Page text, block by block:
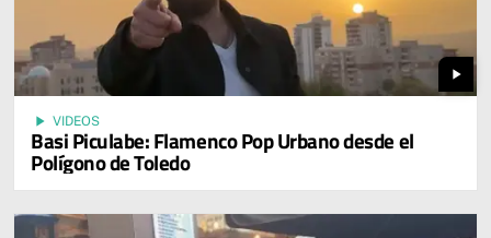
play_arrow
play_arrow VIDEOS
Basi Piculabe: Flamenco Pop Urbano desde el
Polígono de Toledo